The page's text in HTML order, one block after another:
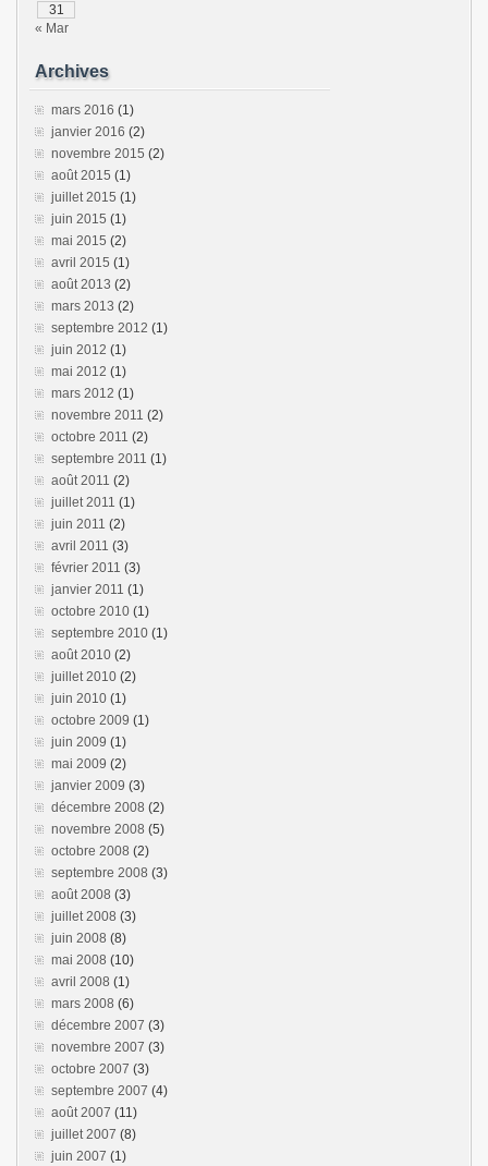
31
« Mar
Archives
mars 2016 (1)
janvier 2016 (2)
novembre 2015 (2)
août 2015 (1)
juillet 2015 (1)
juin 2015 (1)
mai 2015 (2)
avril 2015 (1)
août 2013 (2)
mars 2013 (2)
septembre 2012 (1)
juin 2012 (1)
mai 2012 (1)
mars 2012 (1)
novembre 2011 (2)
octobre 2011 (2)
septembre 2011 (1)
août 2011 (2)
juillet 2011 (1)
juin 2011 (2)
avril 2011 (3)
février 2011 (3)
janvier 2011 (1)
octobre 2010 (1)
septembre 2010 (1)
août 2010 (2)
juillet 2010 (2)
juin 2010 (1)
octobre 2009 (1)
juin 2009 (1)
mai 2009 (2)
janvier 2009 (3)
décembre 2008 (2)
novembre 2008 (5)
octobre 2008 (2)
septembre 2008 (3)
août 2008 (3)
juillet 2008 (3)
juin 2008 (8)
mai 2008 (10)
avril 2008 (1)
mars 2008 (6)
décembre 2007 (3)
novembre 2007 (3)
octobre 2007 (3)
septembre 2007 (4)
août 2007 (11)
juillet 2007 (8)
juin 2007 (1)